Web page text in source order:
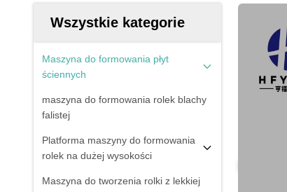
Wszystkie kategorie
Maszyna do formowania płyt
ściennych
maszyna do formowania rolek blachy
falistej
Platforma maszyny do formowania
rolek na dużej wysokości
Maszyna do tworzenia rolki z lekkiej